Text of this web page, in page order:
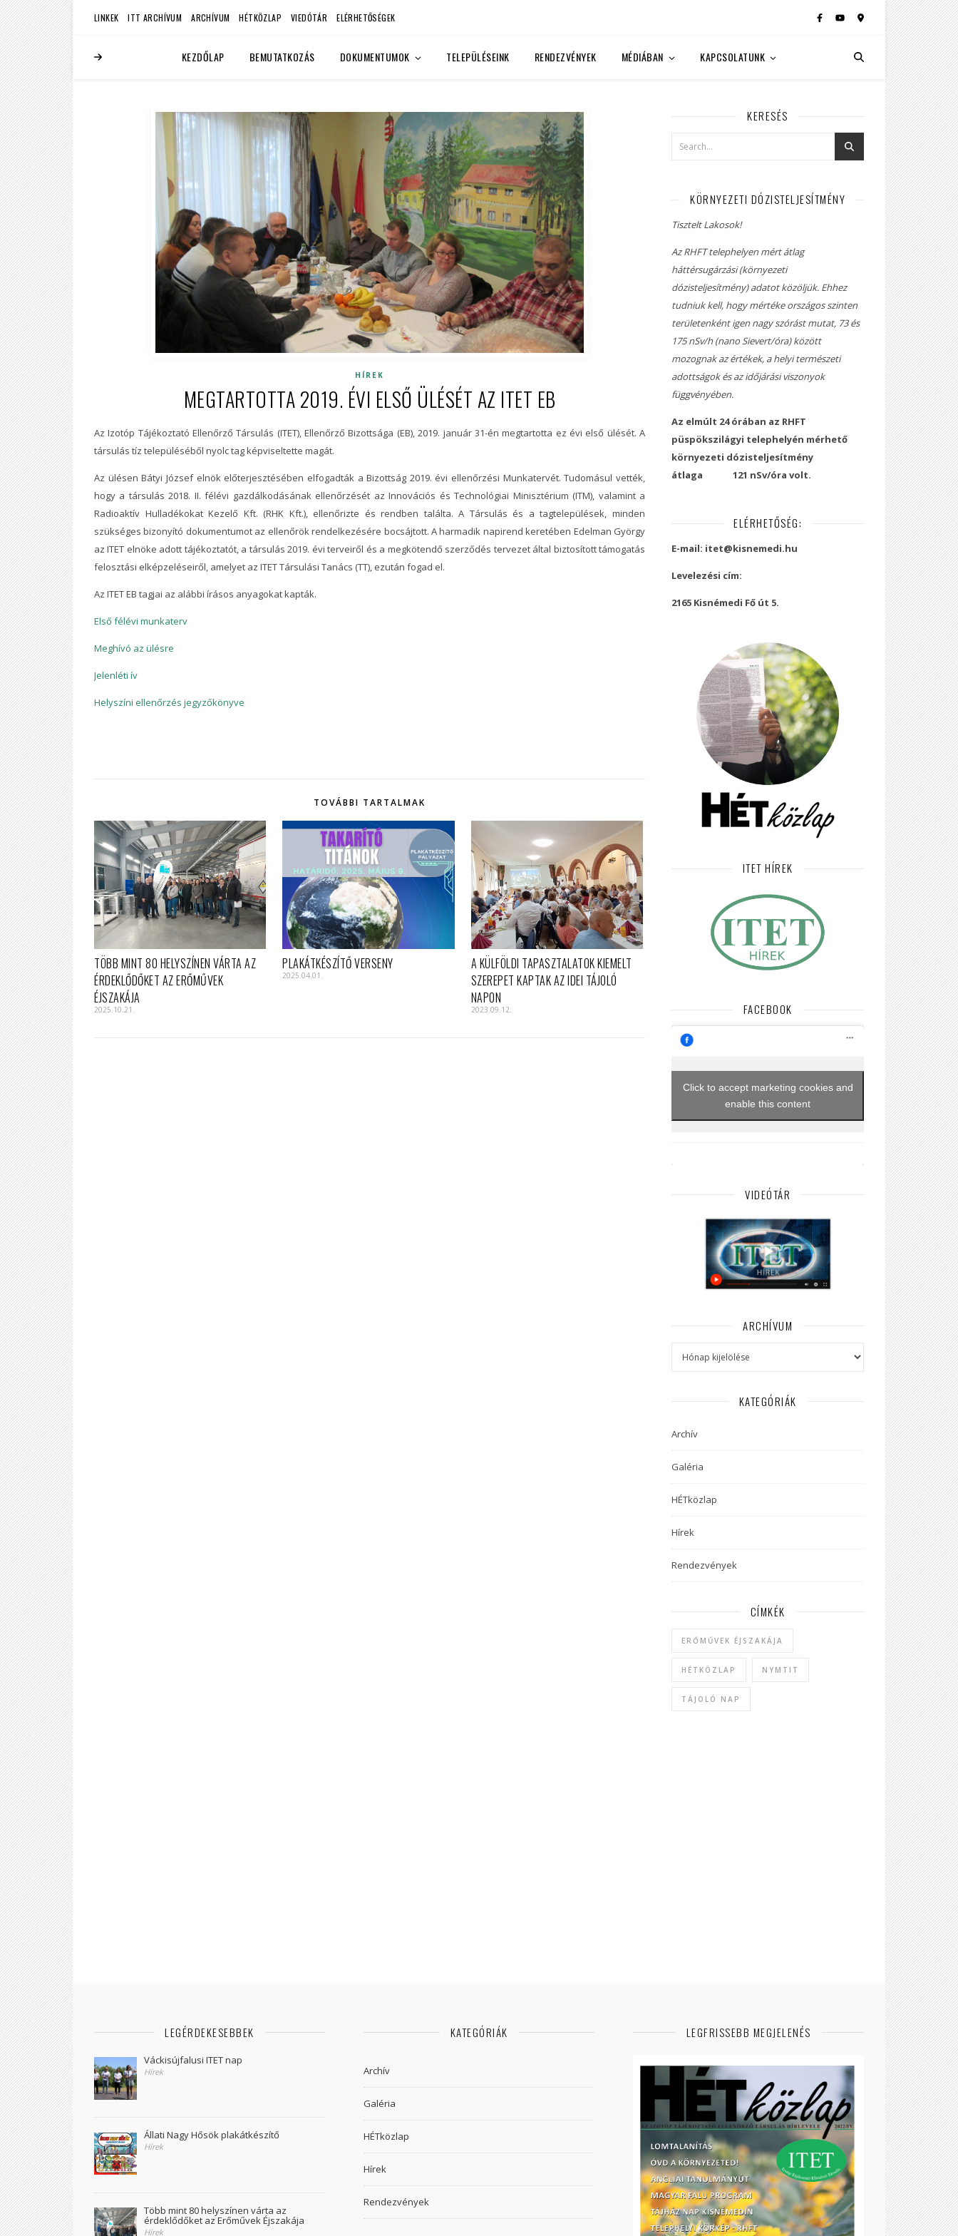
LINKEK ITT ARCHÍVUM ARCHÍVUM HÉTKÖZLAP VIEDÓTÁR ELÉRHETŐSÉGEK
KEZDŐLAP BEMUTATKOZÁS DOKUMENTUMOK TELEPÜLÉSEINK RENDEZVÉNYEK MÉDIÁBAN KAPCSOLATUNK
HÍREK
MEGTARTOTTA 2019. ÉVI ELSŐ ÜLÉSÉT AZ ITET EB
Az Izotóp Tájékoztató Ellenőrző Társulás (ITET), Ellenőrző Bizottsága (EB), 2019. január 31-én megtartotta ez évi első ülését. A
társulás tíz településéből nyolc tag képviseltette magát.
Az ülésen Bátyi József elnök előterjesztésében elfogadták a Bizottság 2019. évi ellenőrzési Munkatervét. Tudomásul vették,
hogy a társulás 2018. II. félévi gazdálkodásának ellenőrzését az Innovációs és Technológiai Minisztérium (ITM), valamint a
Radioaktív Hulladékokat Kezelő Kft. (RHK Kft.), ellenőrizte és rendben találta. A Társulás és a tagtelepülések, minden
szükséges bizonyító dokumentumot az ellenőrök rendelkezésére bocsájtott. A harmadik napirend keretében Edelman György
az ITET elnöke adott tájékoztatót, a társulás 2019. évi terveiről és a megkötendő szerződés tervezet által biztosított támogatás
felosztási elképzeléseiről, amelyet az ITET Társulási Tanács (TT), ezután fogad el.
Az ITET EB tagjai az alábbi írásos anyagokat kapták.
Első félévi munkaterv
Meghívó az ülésre
Jelenléti ív
Helyszíni ellenőrzés jegyzőkönyve
TOVÁBBI TARTALMAK
TÖBB MINT 80 HELYSZÍNEN VÁRTA AZ
ÉRDEKLŐDŐKET AZ ERŐMŰVEK
ÉJSZAKÁJA
2025.10.21.
PLAKÁTKÉSZÍTŐ VERSENY
2025.04.01.
A KÜLFÖLDI TAPASZTALATOK KIEMELT
SZEREPET KAPTAK AZ IDEI TÁJOLÓ
NAPON
2023.09.12.
KERESÉS
KÖRNYEZETI DÓZISTELJESÍTMÉNY
Tisztelt Lakosok!
Az RHFT telephelyen mért átlag
háttérsugárzási (környezeti
dózisteljesítmény) adatot közöljük. Ehhez
tudniuk kell, hogy mértéke országos szinten
területenként igen nagy szórást mutat, 73 és
175 nSv/h (nano Sievert/óra) között
mozognak az értékek, a helyi természeti
adottságok és az időjárási viszonyok
függvényében.
Az elmúlt 24 órában az RHFT
püspökszilágyi telephelyén mérhető
környezeti dózisteljesítmény
átlaga 121 nSv/óra volt.
ELÉRHETŐSÉG:
E-mail: itet@kisnemedi.hu
Levelezési cím:
2165 Kisnémedi Fő út 5.
ITET HÍREK
FACEBOOK
Click to accept marketing cookies and
enable this content
VIDEÓTÁR
ARCHÍVUM
KATEGÓRIÁK
Archív
Galéria
HÉTközlap
Hírek
Rendezvények
CÍMKÉK
ERŐMŰVEK ÉJSZAKÁJA
HÉTKÖZLAP NYMTIT
TÁJOLÓ NAP
LEGÉRDEKESEBBEK
Váckisújfalusi ITET nap
Hírek
Állati Nagy Hősök plakátkészítő
Hírek
Több mint 80 helyszínen várta az
érdeklődőket az Erőművek Éjszakája
Hírek
KATEGÓRIÁK
Archív
Galéria
HÉTközlap
Hírek
Rendezvények
LEGFRISSEBB MEGJELENÉS